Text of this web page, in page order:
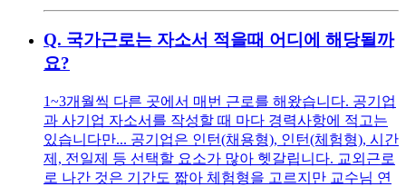
Q. 국가근로는 자소서 적을때 어디에 해당될까
요?
1~3개월씩 다른 곳에서 매번 근로를 해왔습니다. 공기업
과 사기업 자소서를 작성할 때 마다 경력사항에 적고는
있습니다만... 공기업은 인턴(채용형), 인턴(체험형), 시간
제, 전일제 등 선택할 요소가 많아 헷갈립니다. 교외근로
로 나간 것은 기간도 짧아 체험형을 고르지만 교수님 연